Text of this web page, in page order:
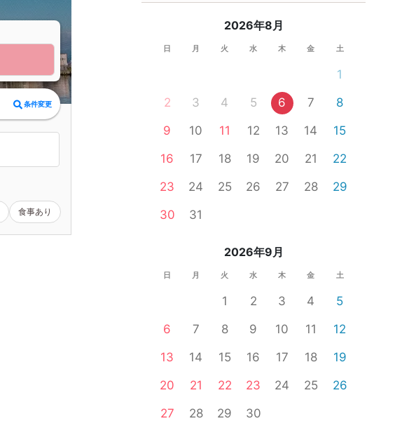
条件変更
食事あり
2026年8月
日 月 火 水 木 金 土
1
2
3 4 5 6 7
8
9
10 11 12 13 14
15
16
17 18 19 20 21
22
23
24 25 26 27 28
29
30
31
2026年9月
日 月 火 水 木 金 土
1 2 3 4
5
6
7 8 9 10 11
12
13
14 15 16 17 18
19
20
21 22 23 24 25
26
27
28 29 30